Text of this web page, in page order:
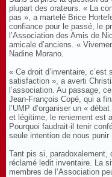
plupart des orateurs. « La
pas », a martelé Brice
confiance pour le passé, le
l’Association des Amis de
amicale d’anciens. «
Nadine Morano.
« Ce droit d’inventaire, c’est
satisfaction », a averti
l’association. Au passage,
Jean-François Copé, qui a
l’UMP d’organiser un «
et légitime, le reniement est
Pourquoi faudrait-il tenir
seule intention de nous punir
Tant pis si,
réclamé ledit inventaire. La
membres de l’Association